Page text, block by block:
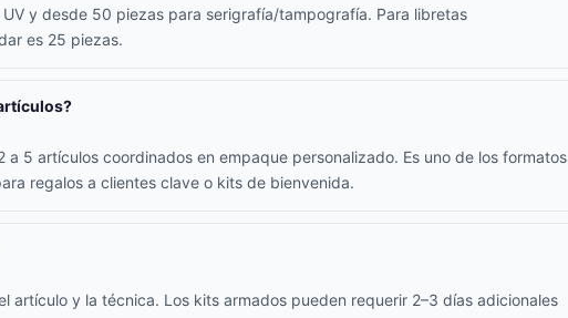
y desde 50 piezas para serigrafía/tampografía. Para libretas
es 25 piezas.
a 5 artículos coordinados en empaque personalizado. Es uno de los formatos
regalos a clientes clave o kits de bienvenida.
artículo y la técnica. Los kits armados pueden requerir 2–3 días adicionales